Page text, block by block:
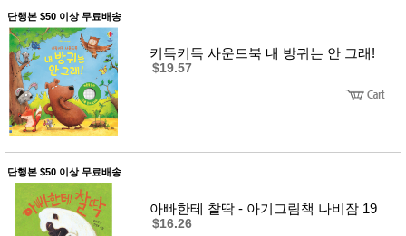
식
품
즉석가
공식품
쌀/잡곡/
면류
양념/소
스/가루
건조식
품
농산품
유
아
놀이방
매트
DVD
유아 보
드(칠
단행본 $50 이상 무료배송
키득키득 사운드북 내 방귀는 안 그래!
$19.57
단행본 $50 이상 무료배송
아빠한테 찰딱 - 아기그림책 나비잠 19
$16.26